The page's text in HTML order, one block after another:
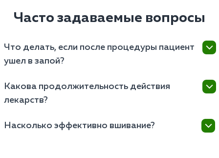
Часто задаваемые вопросы
Что делать, если после процедуры пациент
ушел в запой?
помощью. Запой после кодирования опасен для
здоровья пациента, и самостоятельные попытки
проведет экспресс-оценку состояния больного,
Какова продолжительность действия
лекарств?
от физиологии пациента, дозировки препарата и
Насколько эффективно вшивание?